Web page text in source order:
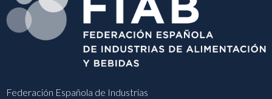
Federación Española de Industrias